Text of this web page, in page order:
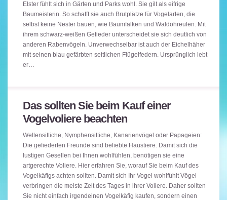
Elster fühlt sich in Gärten und Parks wohl. Sie gilt als eifrige
Baumeisterin. So schafft sie auch Brutplätze für Vogelarten, die
selbst keine Nester bauen, wie Baumfalken und Waldohreulen. Mit
ihrem schwarz-weißen Gefieder unterscheidet sie sich deutlich von
anderen Rabenvögeln. Unverwechselbar ist auch der Eichelhäher
mit seinen blau gefärbten seitlichen Flügelfedern. Ursprünglich lebt
er…
Das sollten Sie beim Kauf einer
Vogelvoliere beachten
Wellensittiche, Nymphensittiche, Kanarienvögel oder Papageien:
Die gefiederten Freunde sind beliebte Haustiere. Damit sich die
lustigen Gesellen bei Ihnen wohlfühlen, benötigen sie eine
artgerechte Voliere. Hier erfahren Sie, worauf Sie beim Kauf des
Vogelkäfigs achten sollten. Damit sich Ihr Vogel wohlfühlt Vögel
verbringen die meiste Zeit des Tages in ihrer Voliere. Daher sollten
Sie nicht einfach irgendeinen Vogelkäfig kaufen, sondern einen